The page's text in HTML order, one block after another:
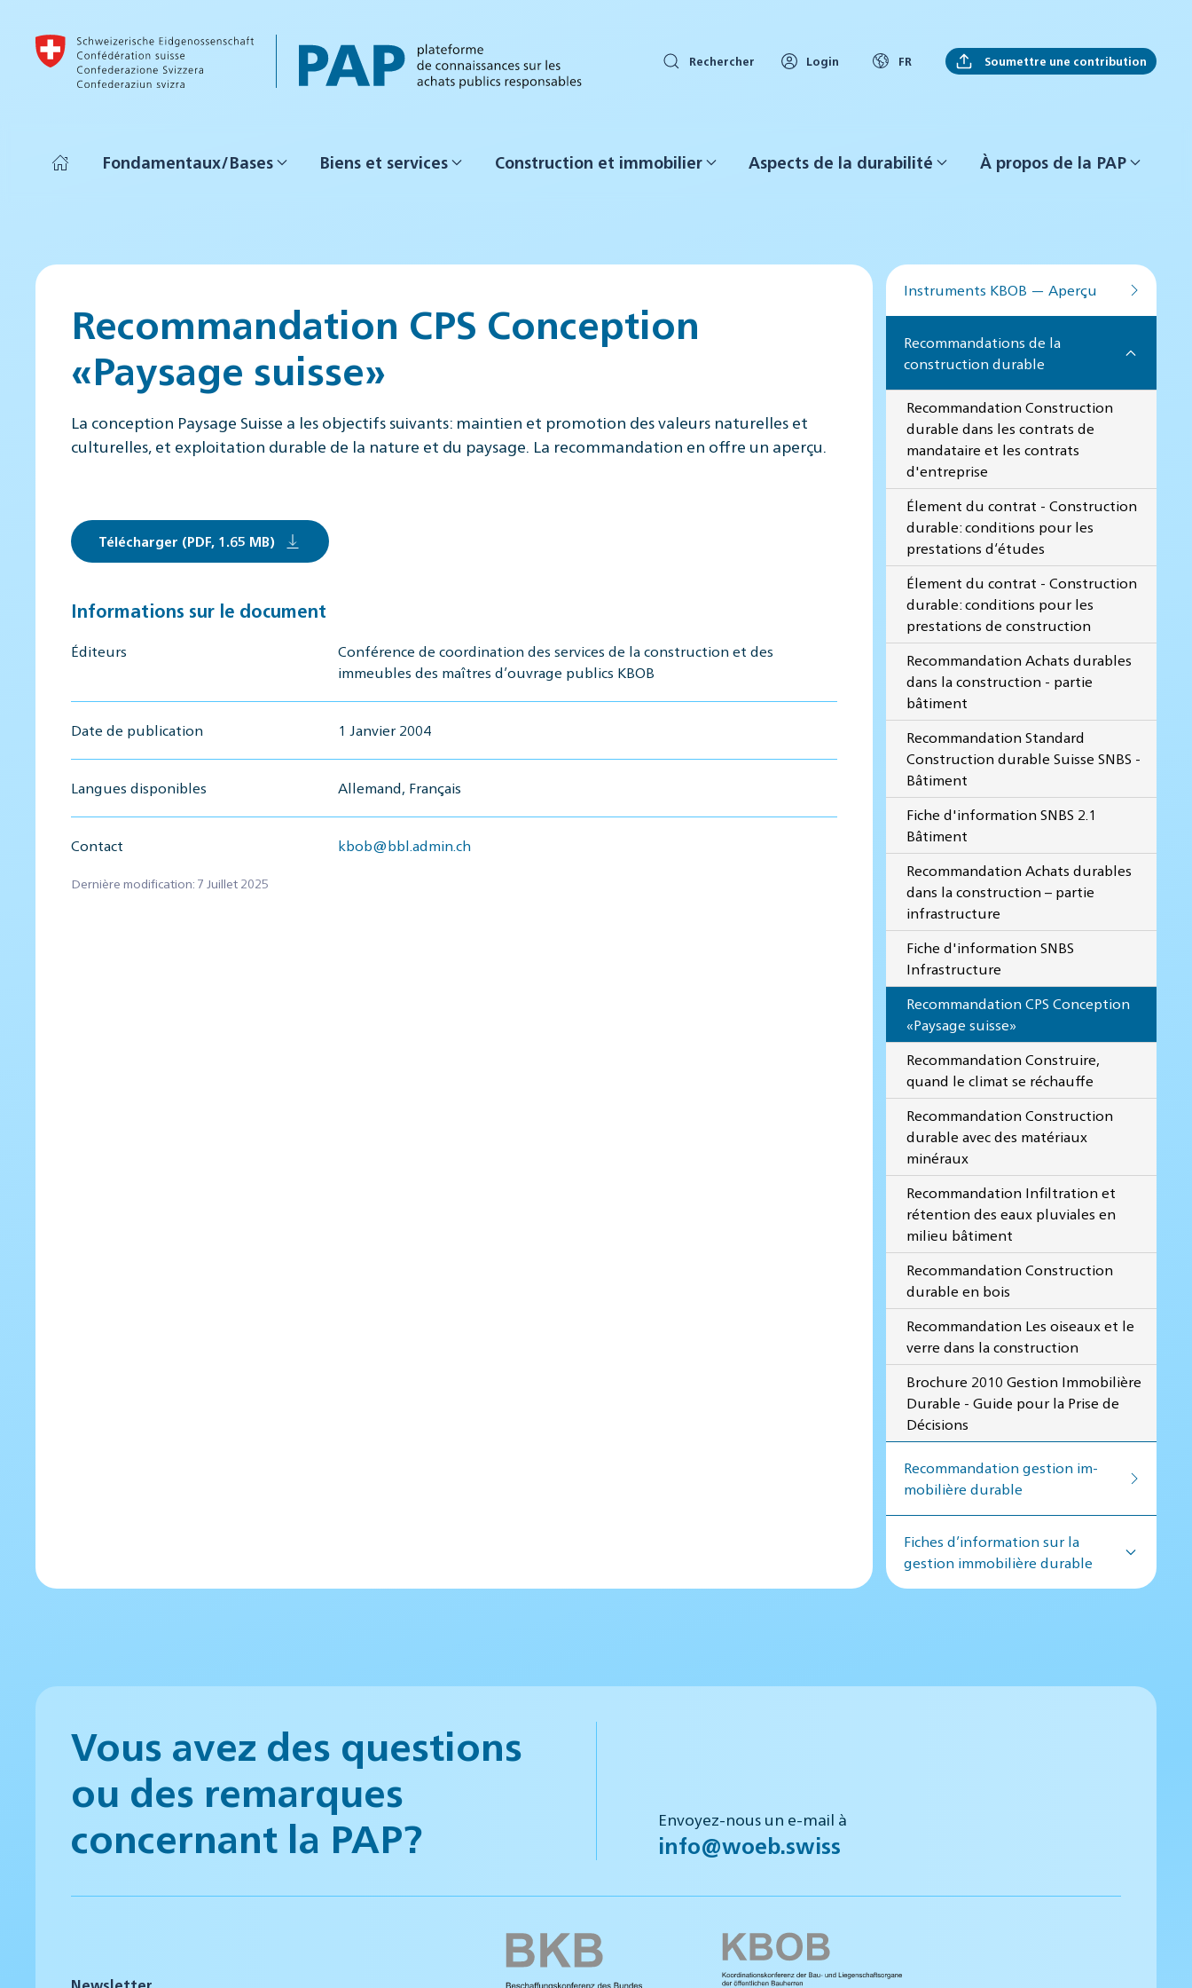
Accéder au contenu principal
Rechercher Login FR Soumettre une contribution
Fondamentaux/Bases Biens et services Construction et immobilier Aspects de la durabilité À propos de la PAP
Recommandation CPS Conception
«Paysage suisse»
La conception Paysage Suisse a les objectifs suivants: maintien et promotion des valeurs naturelles et
culturelles, et exploitation durable de la nature et du paysage. La recommandation en offre un aperçu.
Télécharger (PDF, 1.65 MB)
Informations sur le document
Éditeurs
Conférence de coordination des services de la construction et des
immeubles des maîtres d’ouvrage publics KBOB
Date de publication 1 Janvier 2004
Langues disponibles Allemand, Français
Contact kbob@bbl.admin.ch
Dernière modification: 7 Juillet 2025
Instruments KBOB — Aperçu
Recommandations de la
construction durable
Recommandation Construction
durable dans les contrats de
mandataire et les contrats
d'entreprise
Élement du contrat - Construction
durable: conditions pour les
prestations d‘études
Élement du contrat - Construction
durable: conditions pour les
prestations de construction
Recommandation Achats durables
dans la construction - partie
bâtiment
Recommandation Standard
Construction durable Suisse SNBS -
Bâtiment
Fiche d'information SNBS 2.1
Bâtiment
Recommandation Achats durables
dans la construction – partie
infrastructure
Fiche d'information SNBS
Infrastructure
Recommandation CPS Conception
«Paysage suisse»
Recommandation Construire,
quand le climat se réchauffe
Recommandation Construction
durable avec des matériaux
minéraux
Recommandation Infiltration et
rétention des eaux pluviales en
milieu bâtiment
Recommandation Construction
durable en bois
Recommandation Les oiseaux et le
verre dans la construction
Brochure 2010 Gestion Immobilière
Durable - Guide pour la Prise de
Décisions
Recommandation ges­tion im­
mo­bi­lière du­rable
Fiches d’information sur la
gestion immobilière durable
Vous avez des questions
ou des remarques
concernant la PAP?
Envoyez-nous un e-mail à
info@woeb.swiss